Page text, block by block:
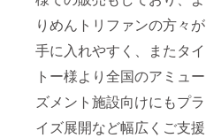
りめんトリファンの方々が
手に入れやすく、またタイ
トー様より全国のアミュー
ズメント施設向けにもプラ
イズ展開など幅広くご支援